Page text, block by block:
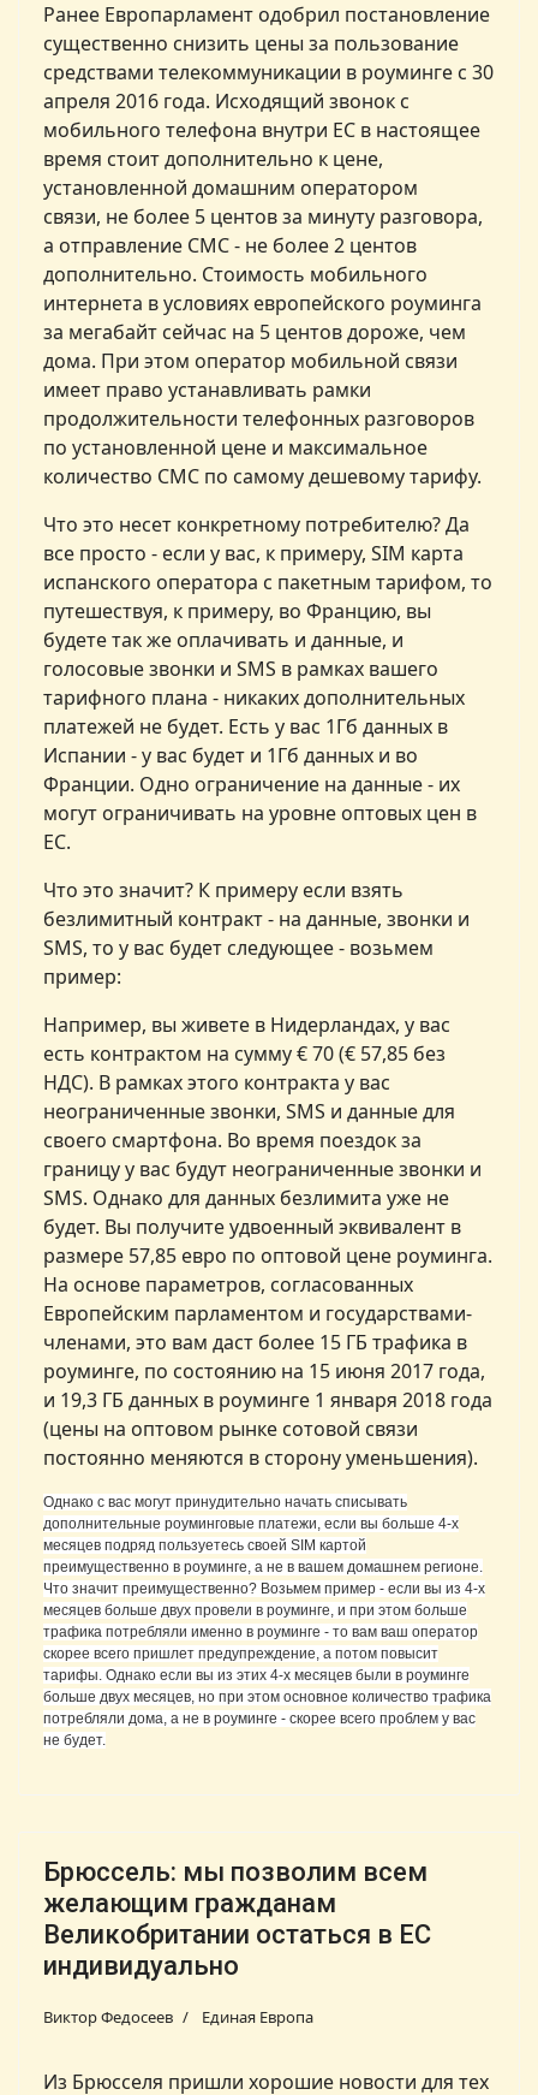
Ранее Европарламент одобрил постановление
существенно снизить цены за пользование
средствами телекоммуникации в роуминге с 30
апреля 2016 года. Исходящий звонок с
мобильного телефона внутри ЕС в настоящее
время стоит дополнительно к цене,
установленной домашним оператором
связи, не более 5 центов за минуту разговора,
а отправление СМС - не более 2 центов
дополнительно. Стоимость мобильного
интернета в условиях европейского роуминга
за мегабайт сейчас на 5 центов дороже, чем
дома. При этом оператор мобильной связи
имеет право устанавливать рамки
продолжительности телефонных разговоров
по установленной цене и максимальное
количество СМС по самому дешевому тарифу.
Что это несет конкретному потребителю? Да
все просто - если у вас, к примеру, SIM карта
испанского оператора с пакетным тарифом, то
путешествуя, к примеру, во Францию, вы
будете так же оплачивать и данные, и
голосовые звонки и SMS в рамках вашего
тарифного плана - никаких дополнительных
платежей не будет. Есть у вас 1Гб данных в
Испании - у вас будет и 1Гб данных и во
Франции. Одно ограничение на данные - их
могут ограничивать на уровне оптовых цен в
ЕС.
Что это значит? К примеру если взять
безлимитный контракт - на данные, звонки и
SMS, то у вас будет следующее - возьмем
пример:
Например, вы живете в Нидерландах, у вас
есть контрактом на сумму € 70 (€ 57,85 без
НДС). В рамках этого контракта у вас
неограниченные звонки, SMS и данные для
своего смартфона. Во время поездок за
границу у вас будут неограниченные звонки и
SMS. Однако для данных безлимита уже не
будет. Вы получите удвоенный эквивалент в
размере 57,85 евро по оптовой цене роуминга.
На основе параметров, согласованных
Европейским парламентом и государствами-
членами, это вам даст более 15 ГБ трафика в
роуминге, по состоянию на 15 июня 2017 года,
и 19,3 ГБ данных в роуминге 1 января 2018 года
(цены на оптовом рынке сотовой связи
постоянно меняются в сторону уменьшения).
Однако с вас могут принудительно начать списывать
дополнительные роуминговые платежи, если вы больше 4-х
месяцев подряд пользуетесь своей SIM картой
преимущественно в роуминге, а не в вашем домашнем регионе.
Что значит преимущественно? Возьмем пример - если вы из 4-х
месяцев больше двух провели в роуминге, и при этом больше
трафика потребляли именно в роуминге - то вам ваш оператор
скорее всего пришлет предупреждение, а потом повысит
тарифы. Однако если вы из этих 4-х месяцев были в роуминге
больше двух месяцев, но при этом основное количество трафика
потребляли дома, а не в роуминге - скорее всего проблем у вас
не будет.
Брюссель: мы позволим всем
желающим гражданам
Великобритании остаться в ЕС
индивидуально
Виктор Федосеев Единая Европа
Из Брюсселя пришли хорошие новости для тех